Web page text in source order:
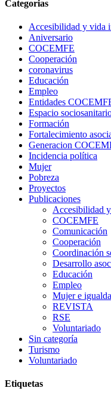
Con motivo del Día
28 May 2021
Estudiantes de recursos
La Federación Nacional
23 Oct 2018
FNETH organiza en 2022
Categorias
Accesibilidad y vida
Aniversario
COCEMFE
Cooperación
coronavirus
Educación
Empleo
Entidades
Espacio
Formación
Fortalecimiento
Generacion
Incidencia política
Mujer
Pobreza
Proyectos
Publicaciones
Accesibilidad
COCEMFE
Comunicación
Cooperación
Coordinación
Desarrollo
Educación
Empleo
Mujer e
REVISTA
RSE
Voluntariado
Sin categoría
Turismo
Voluntariado
Etiquetas